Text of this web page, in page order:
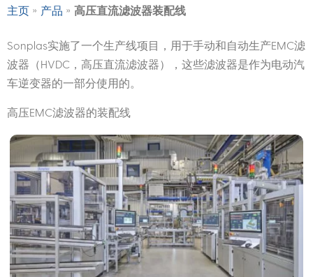
主页 » 产品 » 高压直流滤波器装配线
Sonplas实施了一个生产线项目，用于手动和自动生产EMC滤
波器（HVDC，高压直流滤波器），这些滤波器是作为电动汽
车逆变器的一部分使用的。
高压EMC滤波器的装配线